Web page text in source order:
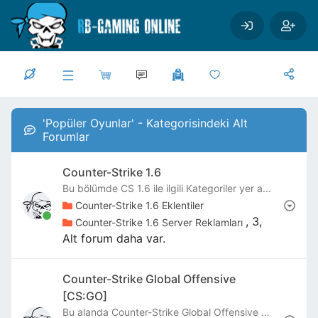
Ana içeriğe geç
'Popüler Oyunlar' - Kategorisindeki Alt
Forumlar
Counter-Strike 1.6
Bu bölümde CS 1.6 ile ilgili Kategoriler yer almaktadır.
Counter-Strike 1.6 Eklentiler
Counter-Strike 1.6 Server Reklamları , 3,
Alt forum daha var.
Counter-Strike Global Offensive
[CS:GO]
Bu alanda Counter-Strike Global Offensive CS:GO Oyunu hakkında her şey yer almaktadır.